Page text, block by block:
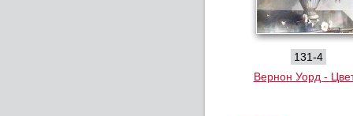
131-4
Вернон Уорд -